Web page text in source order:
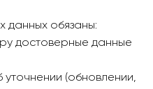
данных обязаны:
достоверные данные
(обновлении,